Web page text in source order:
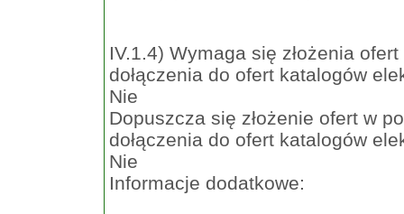
IV.1.4) Wymaga się złożenia
dołączenia do ofert katalogów
Nie
Dopuszcza się złożenie ofert w
dołączenia do ofert katalogów
Nie
Informacje dodatkowe: